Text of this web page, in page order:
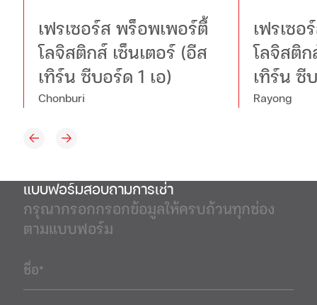
เฟรเซอร์ส พร็อพเพอร์ตี้
โลจิสติกส์ เซ็นเตอร์ (อีส
เทิร์น ซีบอร์ด 1 เอ)
Chonburi
เฟรเซอ
โลจิสติก
เทิร์น ซี
Rayong
แบบฟอร์มสอบถามการเช่า
กรุณากรอกกรอกข้อมูลให้ครบถ้วนทุกช่อง
ตามแบบฟอร์ม
ชื่อ*